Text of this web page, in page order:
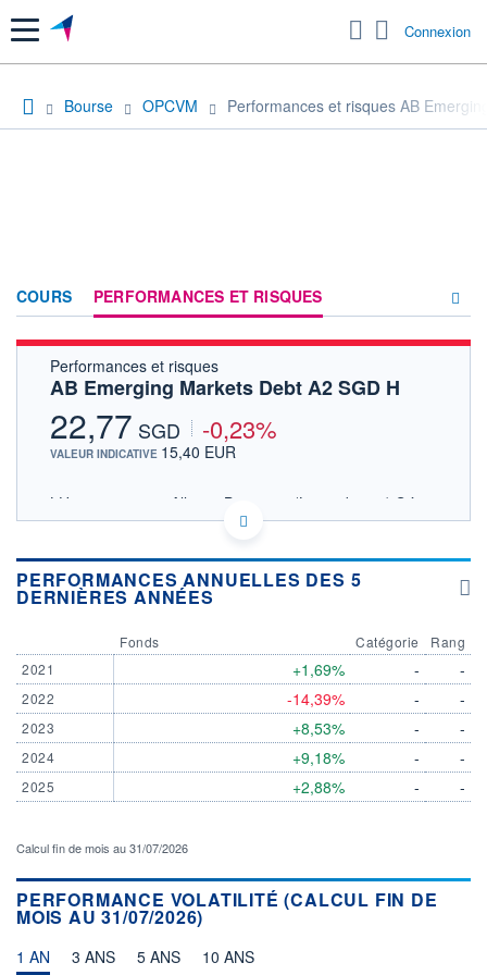
Menu Connexion
Bourse OPCVM Performances et risques AB
COURS PERFORMANCES ET RISQUES
Performances et risques
AB Emerging Markets Debt A2 SGD H
22,77 SGD -0,23%
VALEUR INDICATIVE 15,40 EUR
LU0592506637 - AllianceBernstein (Luxembourg) S.à
r.l.
Consulter le prospectus / DIC
04/12 07/04 05/08
22
23
CATÉGORIE MORNINGSTAR
Obligations Autres
TARIFS PRIVILÉGIÉS
ÉLIGIBILITÉ
PEA PEA-PME BOURSOVIE LUX
Non éligible Boursobank
PERFORMANCES ANNUELLES DES 5
DERNIÈRES ANNÉES
2021
2022
2023
2024
2025
Fonds
+1,69%
-14,39%
+8,53%
+9,18%
+2,88%
Catégorie
-
-
-
-
-
Rang
-
-
-
-
-
Calcul fin de mois au 31/07/2026
PERFORMANCE VOLATILITÉ (CALCUL FIN DE
MOIS AU 31/07/2026)
1 AN 3 ANS 5 ANS 10 ANS